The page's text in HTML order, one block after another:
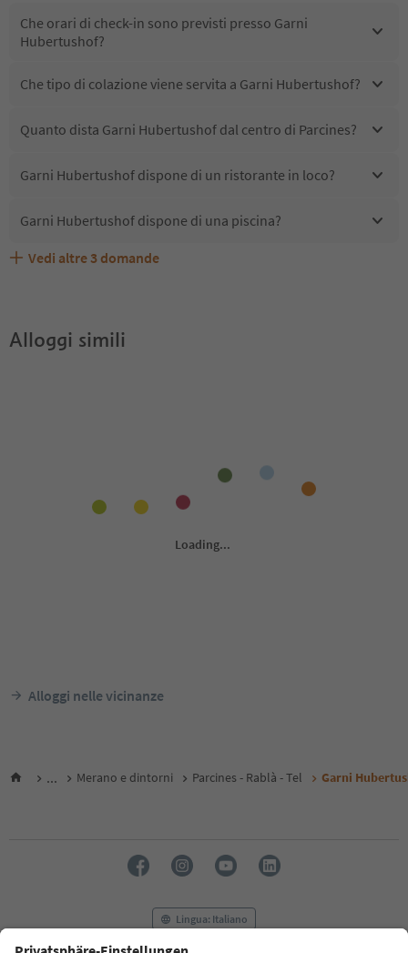
Che orari di check-in sono previsti presso Garni
Hubertushof?
Che tipo di colazione viene servita a Garni Hubertushof?
Quanto dista Garni Hubertushof dal centro di Parcines?
Garni Hubertushof dispone di un ristorante in loco?
Garni Hubertushof dispone di una piscina?
Garni Hubertushof accetta animali domestici?
Quali servizi/attività sono disponibili presso Garni
Gli ospiti di Garni Hubertushof ricevono l'Alto Adige
Vedi altre 3 domande
Alloggi simili
Alloggi nelle vicinanze
... Merano e dintorni Parcines - Rablà - Tel Garni
Lingua: Italiano